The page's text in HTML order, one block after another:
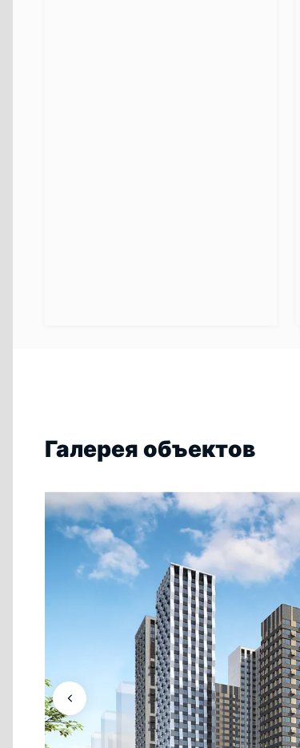
Галерея объектов